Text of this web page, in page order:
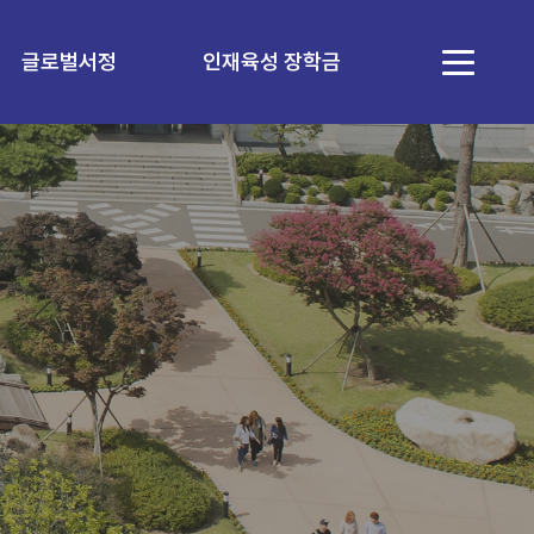
글로벌서정 인재육성 장학금